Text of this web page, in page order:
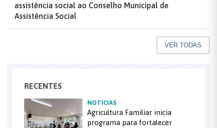
assistência social ao Conselho Municipal de
Assistência Social
VER TODAS
RECENTES
NOTÍCIAS
Agricultura Familiar inicia
programa para fortalecer